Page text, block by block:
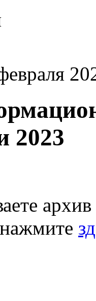
2023